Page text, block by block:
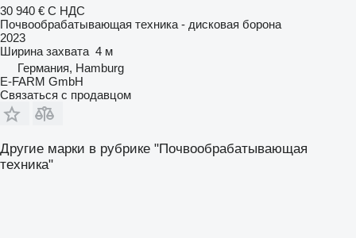
30 940 € С НДС
Почвообрабатывающая техника - дисковая борона
2023
Ширина захвата 4 м
Германия, Hamburg
E-FARM GmbH
Связаться с продавцом
Другие марки в рубрике "Почвообрабатывающая
техника"